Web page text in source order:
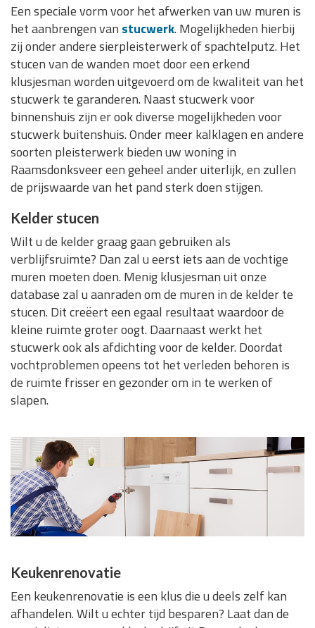
Een speciale vorm voor het afwerken van uw muren is
het aanbrengen van stucwerk. Mogelijkheden hierbij
zij onder andere sierpleisterwerk of spachtelputz. Het
stucen van de wanden moet door een erkend
klusjesman worden uitgevoerd om de kwaliteit van het
stucwerk te garanderen. Naast stucwerk voor
binnenshuis zijn er ook diverse mogelijkheden voor
stucwerk buitenshuis. Onder meer kalklagen en andere
soorten pleisterwerk bieden uw woning in
Raamsdonksveer een geheel ander uiterlijk, en zullen
de prijswaarde van het pand sterk doen stijgen.
Kelder stucen
Wilt u de kelder graag gaan gebruiken als
verblijfsruimte? Dan zal u eerst iets aan de vochtige
muren moeten doen. Menig klusjesman uit onze
database zal u aanraden om de muren in de kelder te
stucen. Dit creëert een egaal resultaat waardoor de
kleine ruimte groter oogt. Daarnaast werkt het
stucwerk ook als afdichting voor de kelder. Doordat
vochtproblemen opeens tot het verleden behoren is
de ruimte frisser en gezonder om in te werken of
slapen.
Keukenrenovatie
Een keukenrenovatie is een klus die u deels zelf kan
afhandelen. Wilt u echter tijd besparen? Laat dan de